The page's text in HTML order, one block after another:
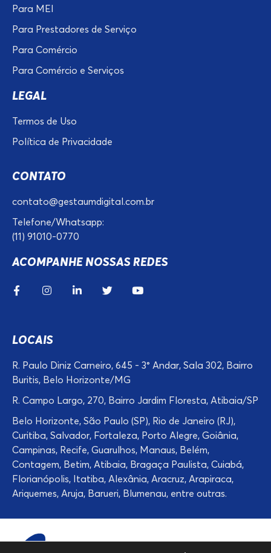
Para MEI
Para Prestadores de Serviço
Para Comércio
Para Comércio e Serviços
LEGAL
Termos de Uso
Política de Privacidade
CONTATO
contato@gestaumdigital.com.br
Telefone/Whatsapp:
(11) 91010-0770
ACOMPANHE NOSSAS REDES
LOCAIS
R. Paulo Diniz Carneiro, 645 - 3° Andar, Sala 302, Bairro
Buritis, Belo Horizonte/MG
R. Campo Largo, 270, Bairro Jardim Floresta, Atibaia/SP
Belo Horizonte, São Paulo (SP), Rio de Janeiro (RJ),
Curitiba, Salvador, Fortaleza, Porto Alegre, Goiânia,
Campinas, Recife, Guarulhos, Manaus, Belém,
Contagem, Betim, Atibaia, Bragaça Paulista, Cuiabá,
Florianópolis, Itatiba, Alexânia, Aracruz, Arapiraca,
Ariquemes, Aruja, Barueri, Blumenau, entre outras.